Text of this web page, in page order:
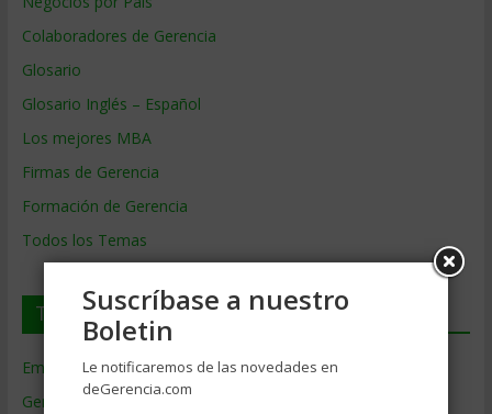
Colaboradores de Gerencia
Glosario
Glosario Inglés – Español
Los mejores MBA
Firmas de Gerencia
Formación de Gerencia
Todos los Temas
Temas de Gerencia
Empresas de Gerencia(38)
Gerencia
Suscríbase a nuestro
Boletin
Le notificaremos de las novedades en
deGerencia.com